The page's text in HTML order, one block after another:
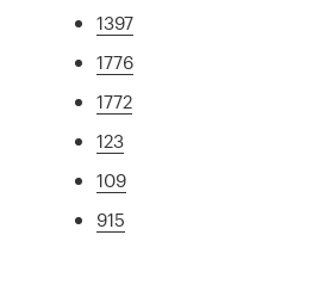
1397
1776
1772
123
109
915